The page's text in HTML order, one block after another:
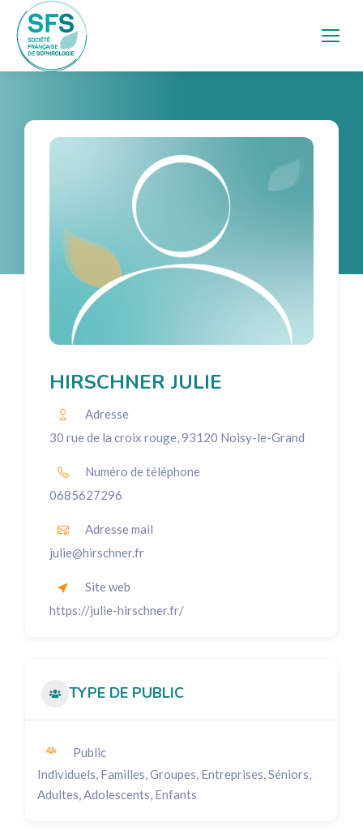
HIRSCHNER JULIE
Adresse
30 rue de la croix rouge, 93120 Noisy-le-Grand
Numéro de téléphone
0685627296
Adresse mail
julie@hirschner.fr
Site web
https://julie-hirschner.fr/
TYPE DE PUBLIC
Public
Individuels, Familles, Groupes, Entreprises, Séniors,
Adultes, Adolescents, Enfants